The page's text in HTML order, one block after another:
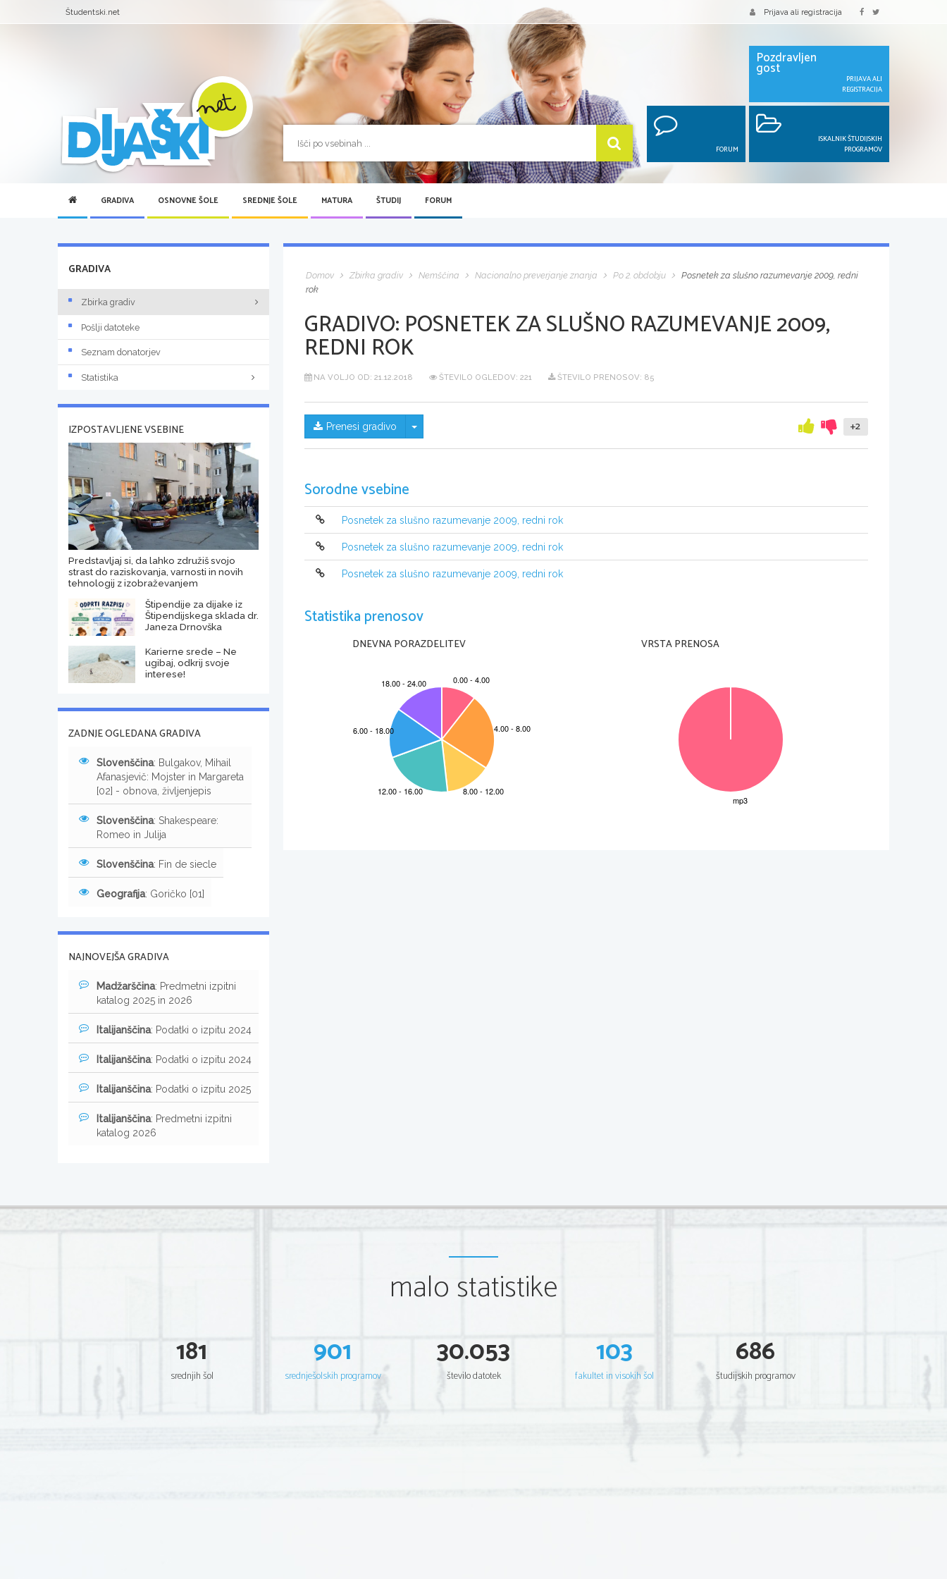
Študentski.net Prijava ali registracija
Pozdravljen
gost
PRIJAVA ALI
REGISTRACIJA
FORUM
ISKALNIK ŠTUDIJSKIH
PROGRAMOV
GRADIVA OSNOVNE ŠOLE SREDNJE ŠOLE MATURA ŠTUDIJ FORUM
Domov Zbirka gradiv Nemščina Nacionalno preverjanje znanja Po 2. obdobju
Posnetek za slušno razumevanje 2009, redni
rok
GRADIVO: POSNETEK ZA SLUŠNO RAZUMEVANJE 2009,
REDNI ROK
NA VOLJO OD: 21.12.2018 ŠTEVILO OGLEDOV: 221 ŠTEVILO PRENOSOV: 85
Prenesi gradivo Skrij/prikaži meni +2
Sorodne vsebine
Posnetek za slušno razumevanje 2009, redni rok
Posnetek za slušno razumevanje 2009, redni rok
Posnetek za slušno razumevanje 2009, redni rok
Statistika prenosov
DNEVNA PORAZDELITEV VRSTA PRENOSA
GRADIVA
Zbirka gradiv
Pošlji datoteke
Seznam donatorjev
Statistika
IZPOSTAVLJENE VSEBINE
Predstavljaj si, da lahko združiš svojo
strast do raziskovanja, varnosti in novih
tehnologij z izobraževanjem
Štipendije za dijake iz
Štipendijskega sklada dr.
Janeza Drnovška
Karierne srede – Ne
ugibaj, odkrij svoje
interese!
ZADNJE OGLEDANA GRADIVA
Slovenščina: Bulgakov, Mihail
Afanasjevič: Mojster in Margareta
[02] - obnova, življenjepis
Slovenščina: Shakespeare:
Romeo in Julija
Slovenščina: Fin de siecle
Geografija: Goričko [01]
NAJNOVEJŠA GRADIVA
Madžarščina: Predmetni izpitni
katalog 2025 in 2026
Italijanščina: Podatki o izpitu 2024
Italijanščina: Podatki o izpitu 2024
Italijanščina: Podatki o izpitu 2025
Italijanščina: Predmetni izpitni
katalog 2026
malo statistike
181
srednjih šol
901
srednješolskih programov
30.053
število datotek
103
fakultet in visokih šol
686
študijskih programov